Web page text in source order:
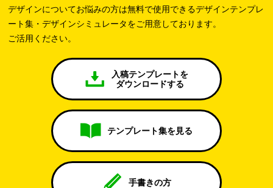
デザインについてお悩みの方は無料で使用できるデザインテンプレ
ート集・デザインシミュレータをご用意しております。
ご活用ください。
入稿テンプレートを
ダウンロードする
テンプレート集を見る
手書きの方